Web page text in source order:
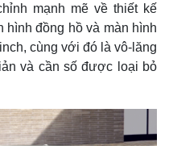
mạnh mẽ về thiết kế
hình đồng hồ và màn hình
cùng với đó là vô-lăng
và cần số được loại bỏ